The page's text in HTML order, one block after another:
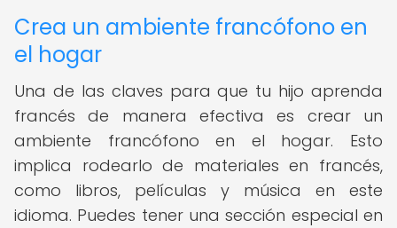
Crea un ambiente francófono en
el hogar
Una de las claves para que tu hijo aprenda
francés de manera efectiva es crear un
ambiente francófono en el hogar. Esto
implica rodearlo de materiales en francés,
como libros, películas y música en este
idioma. Puedes tener una sección especial en